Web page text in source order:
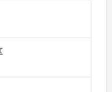
れる風通
】
の巡視の
せるよう